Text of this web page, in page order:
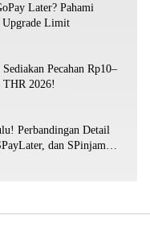
Later? Pahami
Upgrade Limit
Pecahan Rp10–
THR 2026!
Perbandingan Detail
dan SPinjam